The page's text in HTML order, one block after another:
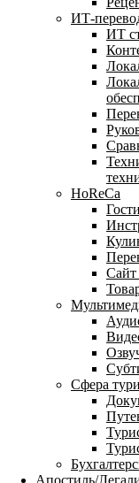
ИТ-
ИТ
HoReCa
Сайт
Сфера
Апостиль/